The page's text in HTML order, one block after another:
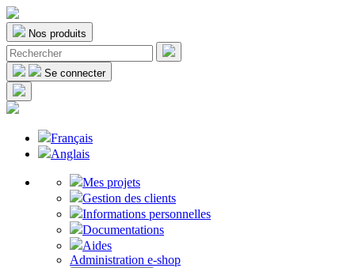
Nos produits
Se connecter
Français
Anglais
Mes projets
Gestion des clients
Informations personnelles
Documentations
Aides
Administration e-shop